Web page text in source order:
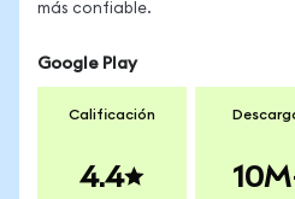
más confiable.
Google Play
Calificación
4.4